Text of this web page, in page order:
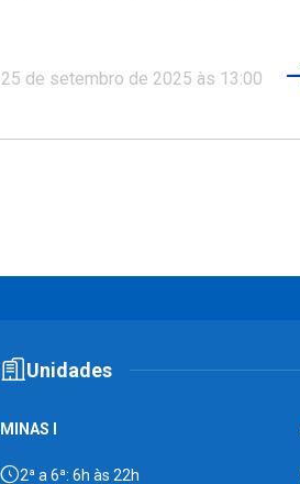
25 de setembro de 2025 às 13:00
Unidades
MINAS I
2ª a 6ª: 6h às 22h